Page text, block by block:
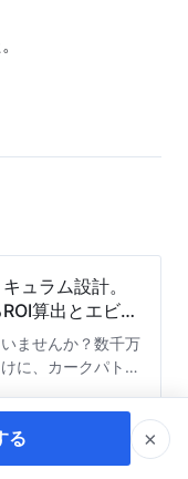
ュラム設計。
算出とエビデ
ませんか？数千万
に、カークパトリ
、スキルマップ
算出シミュレー
ュラム設計指針を
る ×